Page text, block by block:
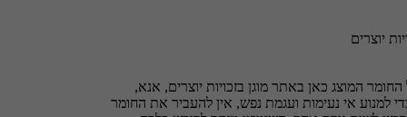
יוצרים
החומר המוצג כאן באתר מוגן בזכויות יוצרים, אנא,
למנוע אי נעימות ועגמת נפש, אין להעביר את החומר